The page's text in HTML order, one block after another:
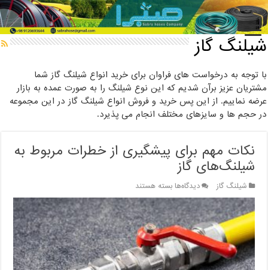
خانه / شیلنگ گاز
شیلنگ گاز
با توجه به درخواست های فراوان برای خرید انواع شیلنگ گاز شما
مشتریان عزیز برآن شدیم که این نوع شیلنگ را به صورت عمده به بازار
عرضه نماییم. از این پس خرید و فروش انواع شیلنگ گاز در این مجموعه
در حجم ها و سایزهای مختلف انجام می پذیرد.
نکات مهم برای پیشگیری از خطرات مربوط به
شیلنگ‌های گاز
شیلنگ گاز دیدگاه‌هابرای
نکات
مهم
برای
پیشگیری
از
خطرات
مربوط
بسته هستند